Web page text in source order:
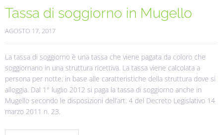
Tassa di soggiorno in Mugello
AGOSTO 17, 2017
La tassa di soggiorno è una tassa che viene pagata da coloro che
soggiornano in una struttura ricettiva. La tassa viene calcolata a
persona per notte, in base alle caratteristiche della struttura dove si
alloggia. Dal 1° luglio 2012 si paga la tassa di soggiorno anche in
Mugello secondo le disposizioni dell’art. 4 del Decreto Legislativo 14
marzo 2011 n. 23.